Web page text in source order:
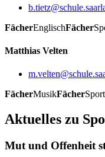
FächerEnglischFächer
Matthias Velten
FächerMusikFächerSport
Aktuelles zu
Mut und Offenheit